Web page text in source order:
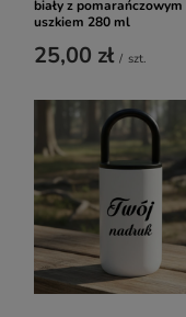
biały z pomarańczowym
uszkiem 280 ml
25,00 zł / szt.